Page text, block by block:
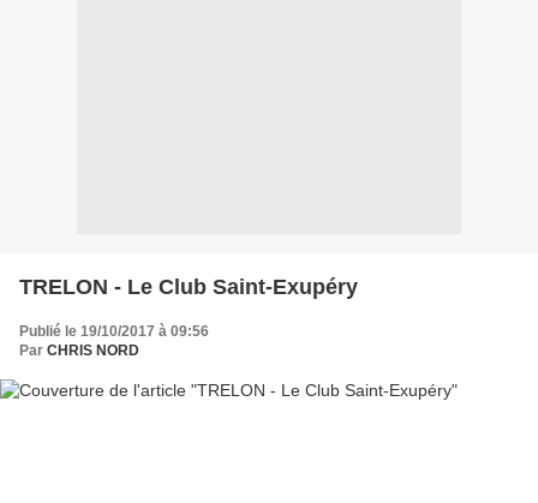
TRELON - Le Club Saint-Exupéry
Publié le 19/10/2017 à 09:56
Par CHRIS NORD